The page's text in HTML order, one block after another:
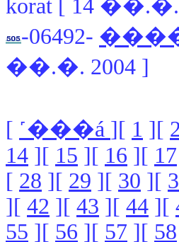
korat [ 14 ��.�.
-06492-
��.�. 2004 ]
[ ˹���á ][ 1 ][
14 ][ 15 ][ 16 ][ 17
[ 28 ][ 29 ][ 30 ][
][ 42 ][ 43 ][ 44 ][
55 ][ 56 ][ 57 ][ 58